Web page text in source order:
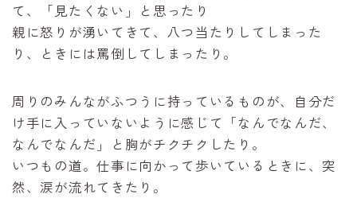
て、「見たくない」と思ったり
親に怒りが湧いてきて、八つ当たりしてしまった
り、ときには罵倒してしまったり。
周りのみんながふつうに持っているものが、自分だ
け手に入っていないように感じて「なんでなんだ、
なんでなんだ」と胸がチクチクしたり。
いつもの道。仕事に向かって歩いているときに、突
然、涙が流れてきたり。